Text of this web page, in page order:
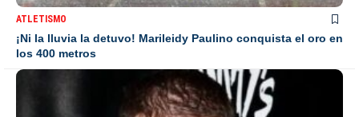
ATLETISMO
¡Ni la lluvia la detuvo! Marileidy Paulino conquista el oro en
los 400 metros